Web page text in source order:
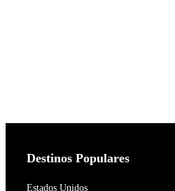
Destinos Populares
Estados Unidos